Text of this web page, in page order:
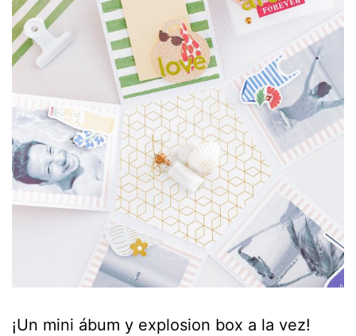
¡Un mini ábum y explosion box a la vez!